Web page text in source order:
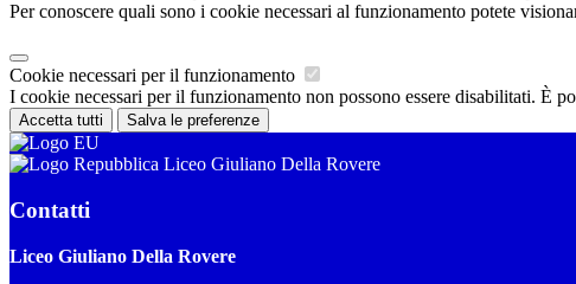
Per conoscere quali sono i cookie necessari al funzionamento potete
Cookie necessari per il funzionamento
I cookie necessari per il funzionamento non possono essere disabilitati. È
Accetta tutti Salva le preferenze
Liceo Giuliano Della Rovere
Contatti
Liceo Giuliano Della Rovere